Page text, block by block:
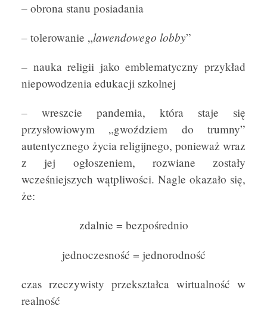
– obrona stanu posiadania
– tolerowanie „lawendowego lobby”
– nauka religii jako emblematyczny przykład
niepowodzenia edukacji szkolnej
– wreszcie pandemia, która staje się
przysłowiowym „gwoździem do trumny”
autentycznego życia religijnego, ponieważ wraz
z jej ogłoszeniem, rozwiane zostały
wcześniejszych wątpliwości. Nagle okazało się,
że:
zdalnie = bezpośrednio
jednoczesność = jednorodność
czas rzeczywisty przekształca wirtualność w
realność